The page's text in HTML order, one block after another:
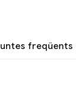
freqüents